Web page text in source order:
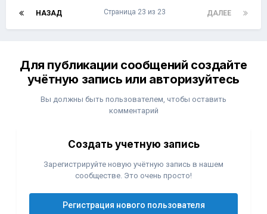
НАЗАД ДАЛЕЕ
Страница 23 из 23
Для публикации сообщений создайте
учётную запись или авторизуйтесь
Вы должны быть пользователем, чтобы оставить
комментарий
Создать учетную запись
Зарегистрируйте новую учётную запись в нашем
сообществе. Это очень просто!
Регистрация нового пользователя